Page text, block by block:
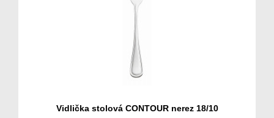
Vidlička stolová CONTOUR nerez 18/10